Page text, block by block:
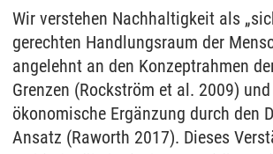
Wir verstehen Nachhaltigkeit als
gerechten Handlungsraum der
angelehnt an den Konzeptrahmen
Grenzen (Rockström et al. 2009)
ökonomische Ergänzung durch den
Ansatz (Raworth 2017). Dieses